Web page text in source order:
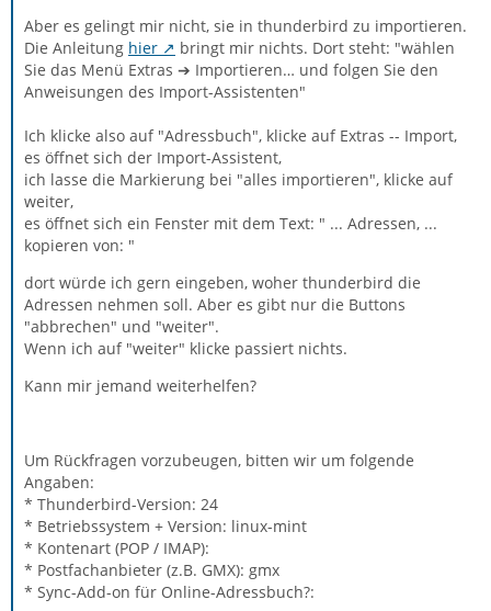
Aber es gelingt mir nicht, sie in thunderbird zu importieren.
Die Anleitung hier
bringt mir nichts. Dort steht: "wählen
Sie das Menü Extras ➔ Importieren… und folgen Sie den
Anweisungen des Import-Assistenten"
Ich klicke also auf "Adressbuch", klicke auf Extras -- Import,
es öffnet sich der Import-Assistent,
ich lasse die Markierung bei "alles importieren", klicke auf
weiter,
es öffnet sich ein Fenster mit dem Text: " ... Adressen, ...
kopieren von: "
dort würde ich gern eingeben, woher thunderbird die
Adressen nehmen soll. Aber es gibt nur die Buttons
"abbrechen" und "weiter".
Wenn ich auf "weiter" klicke passiert nichts.
Kann mir jemand weiterhelfen?
Um Rückfragen vorzubeugen, bitten wir um folgende
Angaben:
* Thunderbird-Version: 24
* Betriebssystem + Version: linux-mint
* Kontenart (POP / IMAP):
* Postfachanbieter (z.B. GMX): gmx
* Sync-Add-on für Online-Adressbuch?: